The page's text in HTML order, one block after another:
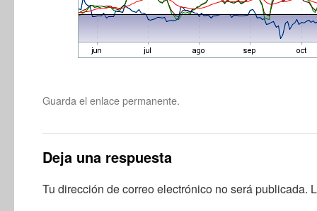
Guarda el enlace permanente.
Deja una respuesta
Tu dirección de correo electrónico no será publicada.